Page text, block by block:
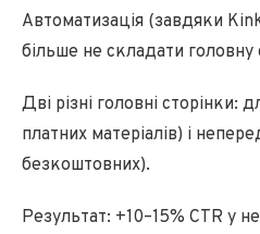
Автоматизація (завдяки
більше не складати головну
Дві різні головні сторінки:
платних матеріалів) і
безкоштовних).
Результат: +10–15% CTR у